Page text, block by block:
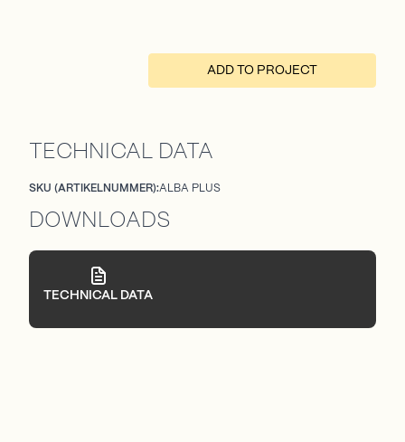
ADD TO PROJECT
TECHNICAL DATA
SKU (ARTIKELNUMMER):ALBA PLUS
DOWNLOADS
TECHNICAL DATA